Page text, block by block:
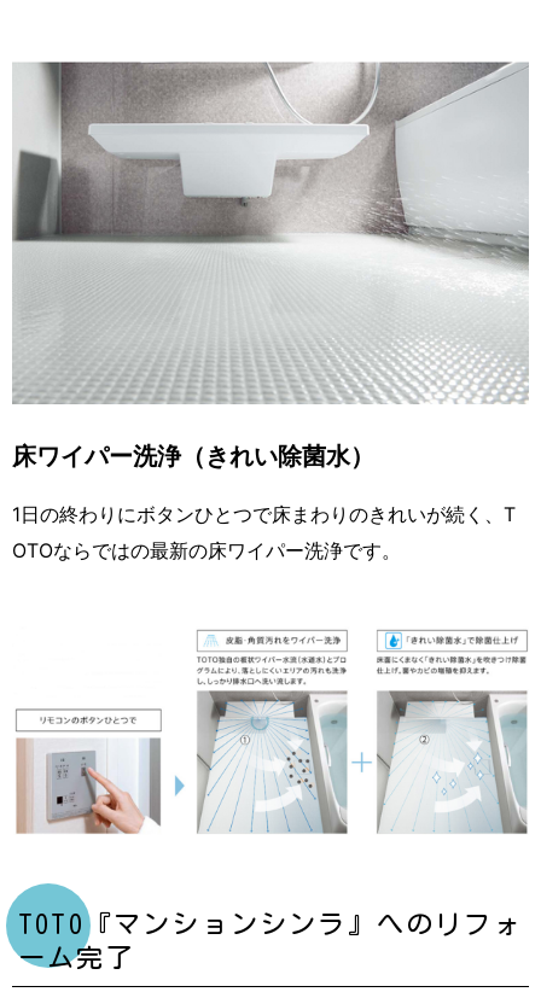
床ワイパー洗浄（きれい除菌水）
1日の終わりにボタンひとつで床まわりのきれいが続く、T
OTOならではの最新の床ワイパー洗浄です。
TOTO『マンションシンラ』へのリフォ
ーム完了